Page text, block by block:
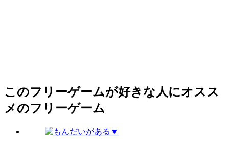
このフリーゲームが好きな人にオスス
メのフリーゲーム